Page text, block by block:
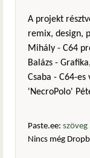
A projekt
remix, design,
Mihály - C64
Balázs -
Csaba - C64-
'NecroPolo'
Paste.ee: szöveg
Nincs még